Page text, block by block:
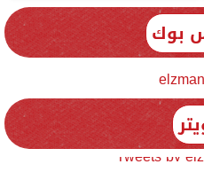
بوك
Tweets by